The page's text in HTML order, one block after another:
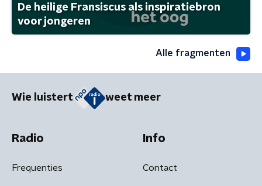
De heilige Fransiscus als inspiratiebron
voor jongeren
Alle fragmenten
Wie luistert weet meer
Radio
Frequenties
Info
Contact